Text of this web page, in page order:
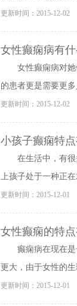
更新时间：2015-12-02
女性癫痫病有
女性癫痫病对
的患者更是需要更
更新时间：2015-12-02
小孩子癫痫特
在生活中，有
上孩子处于一种正
更新时间：2015-12-01
女性癫痫的特
癫痫病在现在
更大，由于女性的
更新时间：2015-12-01